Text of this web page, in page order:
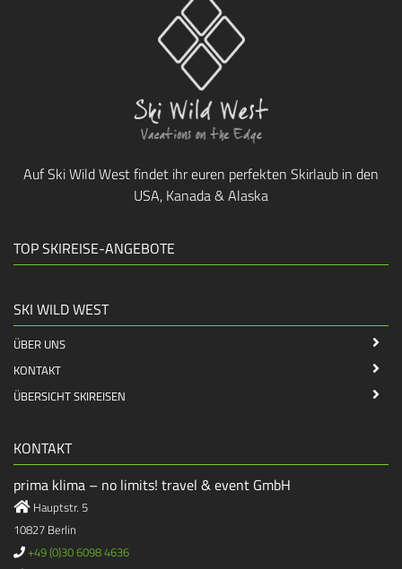
Auf Ski Wild West findet ihr euren perfekten Skirlaub in den
USA, Kanada & Alaska
TOP SKIREISE-ANGEBOTE
SKI WILD WEST
ÜBER UNS
KONTAKT
ÜBERSICHT SKIREISEN
KONTAKT
prima klima – no limits! travel & event GmbH
Hauptstr. 5
10827 Berlin
+49 (0)30 6098 4636